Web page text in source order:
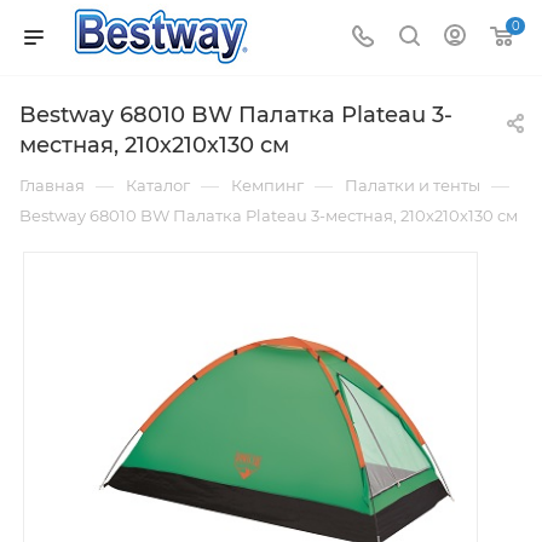
0
Bestway 68010 BW Палатка Plateau 3-
местная, 210х210х130 см
Главная — Каталог — Кемпинг — Палатки и тенты —
Bestway 68010 BW Палатка Plateau 3-местная, 210х210х130 см